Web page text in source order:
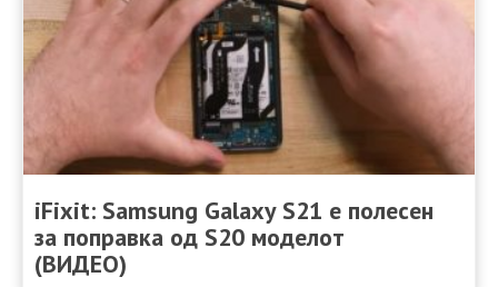
iFixit: Samsung Galaxy S21 е полесен
за поправка од S20 моделот
(ВИДЕО)